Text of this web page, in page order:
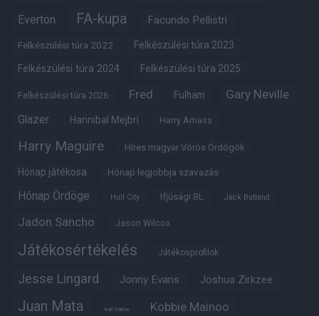
Everton FA-kupa Facundo Pellistri
Felkészülési túra 2022 Felkészülési túra 2023
Felkészülési túra 2024 Felkészülési túra 2025
Felkészülési túra 2026 Fred Fulham Gary Neville
Glazer Hannibal Mejbri Harry Amass
Harry Maguire Híres magyar Vörös Ördögök
Hónap játékosa Hónap legjobbja szavazás
Hónap Ördöge Hull City Ifjúsági BL Jack Butland
Jadon Sancho Jason Wilcox
Játékosértékelés Játékosprofilok
Jesse Lingard Jonny Evans Joshua Zirkzee
Juan Mata Karl Darlow Kobbie Mainoo